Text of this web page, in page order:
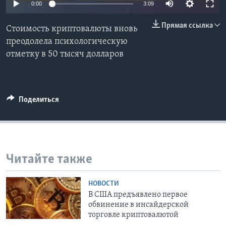
СОЦИАЛЬНЫЕ СЕТИ
0:00 3:09
Прямая ссылка
Стоимость криптовалюты вновь
преодолела психологическую
отметку в 50 тысяч долларов
Поделиться
Читайте также
НОВОСТИ
В США предъявлено первое
обвинение в инсайдерской
торговле криптовалютой